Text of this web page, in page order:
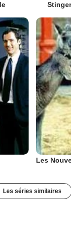
Les séries similaires